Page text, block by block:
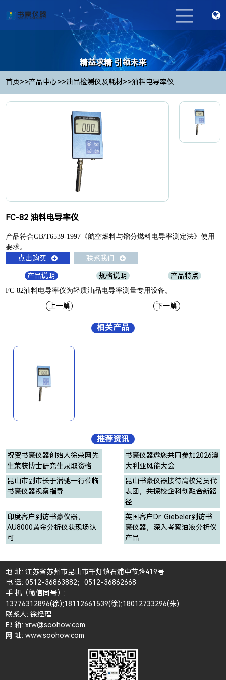
精益求精 引领未来
Striving for excellence and leading the future
首页>>产品中心>>油品检测仪及耗材>>油料电导率仪
FC-82 油料电导率仪
产品符合GB/T6539-1997《航空燃料与馏分燃料电导率测定法》使用
要求。
点击购买 联系我们
产品说明 规格说明 产品特点
FC-82油料电导率仪为轻质油品电导率测量专用设备。
上一篇 下一篇
相关产品
推荐资讯
祝贺书豪仪器创始人徐荣网先
生荣获博士研究生录取资格
书豪仪器邀您共同参加2026澳
大利亚风能大会
昆山市副市长于潜驰一行莅临
书豪仪器视察指导
昆山书豪仪器接待高校党员代
表团，共探校企科创融合新路
径
印度客户到访书豪仪器，
AU8000黄金分析仪获现场认
可
英国客户Dr. Giebeler到访书
豪仪器，深入考察油液分析仪
产品
地 址: 江苏省苏州市昆山市千灯镇石浦中节路419号
电 话: 0512-36863882；0512-36862668
手 机（微信同号）:
13776312896(徐);18112661539(徐);18012733296(朱)
联系人: 徐经理
邮 箱: xrw@soohow.com
网 址: www.soohow.com